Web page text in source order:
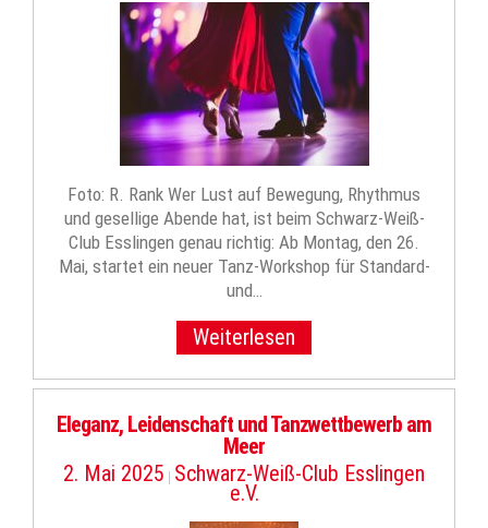
Foto: R. Rank Wer Lust auf Bewegung, Rhythmus
und gesellige Abende hat, ist beim Schwarz-Weiß-
Club Esslingen genau richtig: Ab Montag, den 26.
Mai, startet ein neuer Tanz-Workshop für Standard-
und…
Weiterlesen
Eleganz, Leidenschaft und Tanzwettbewerb am
Meer
2. Mai 2025 | Schwarz-Weiß-Club Esslingen
e.V.